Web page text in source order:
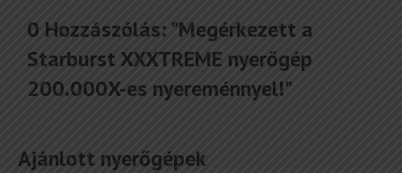
0 Hozzászólás: "Megérkezett a
Starburst XXXTREME nyerőgép
200.000X-es nyereménnyel!"
Ajánlott nyerőgépek